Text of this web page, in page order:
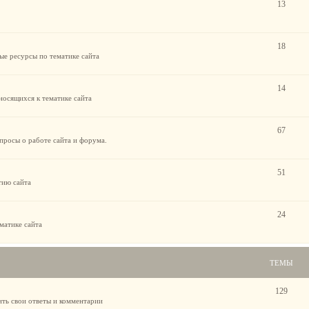
13
ресурсы по тематике сайта
18
к тематике сайта
14
о работе сайта и форума.
67
сайта
51
сайта
24
ТЕМЫ
свои ответы и комментарии
129